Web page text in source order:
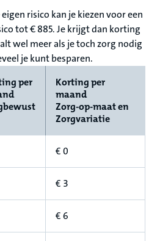
risico kan je kiezen voor een
tot € 885. Je krijgt dan korting
wel meer als je toch zorg nodig
je kunt besparen.
per
Korting per
maand
Zorg-op-maat en
Zorgvariatie
€ 0
€ 3
€ 6